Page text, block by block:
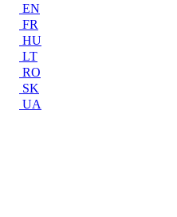
EN
FR
HU
LT
RO
SK
UA